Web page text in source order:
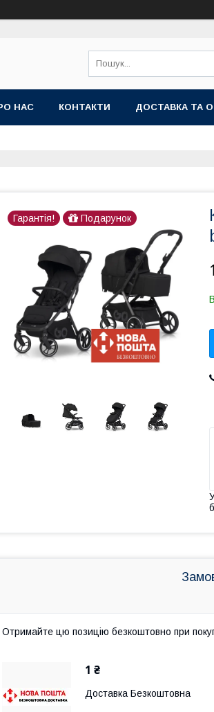
НАС КОНТАКТИ ДОСТАВКА ТА
Гарантія! Подарунок
Отримайте цю позицію безкоштовно при
1 ₴
Доставка Безкоштовна